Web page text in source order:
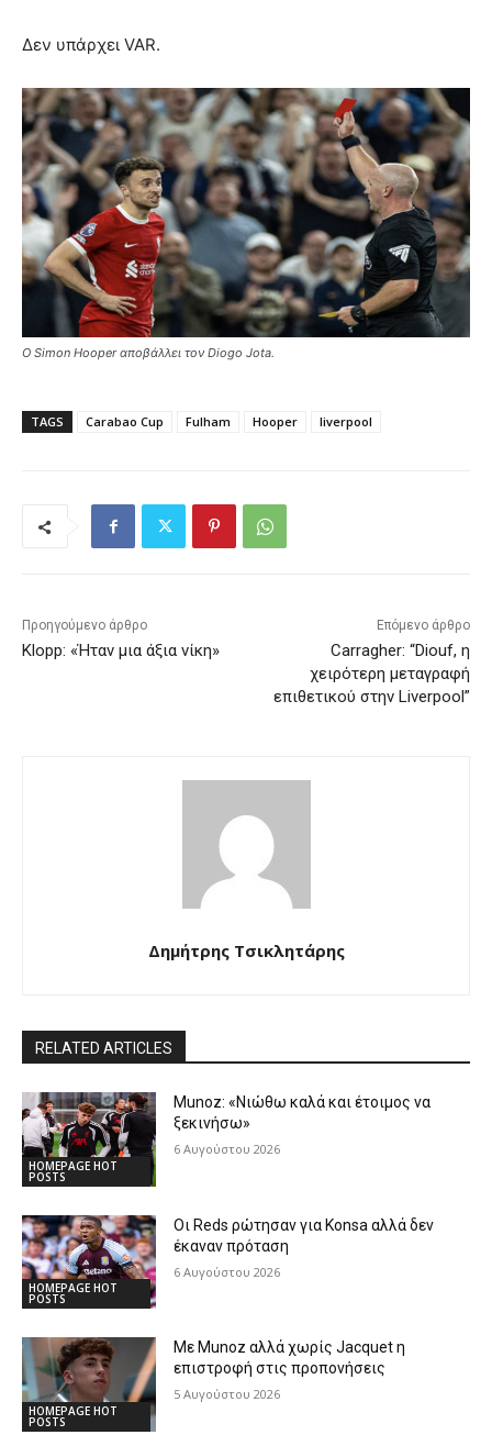
Δεν υπάρχει VAR.
Ο Simon Hooper αποβάλλει τον Diogo Jota.
TAGS Carabao Cup Fulham Hooper liverpool
Προηγούμενο άρθρο
Klopp: «Ήταν μια άξια νίκη»
Επόμενο άρθρο
Carragher: “Diouf, η
χειρότερη μεταγραφή
επιθετικού στην Liverpool”
Δημήτρης Τσικλητάρης
RELATED ARTICLES
HOMEPAGE HOT
POSTS
Munoz: «Νιώθω καλά και έτοιμος να
ξεκινήσω»
6 Αυγούστου 2026
HOMEPAGE HOT
POSTS
Οι Reds ρώτησαν για Konsa αλλά δεν
έκαναν πρόταση
6 Αυγούστου 2026
HOMEPAGE HOT
POSTS
Με Munoz αλλά χωρίς Jacquet η
επιστροφή στις προπονήσεις
5 Αυγούστου 2026